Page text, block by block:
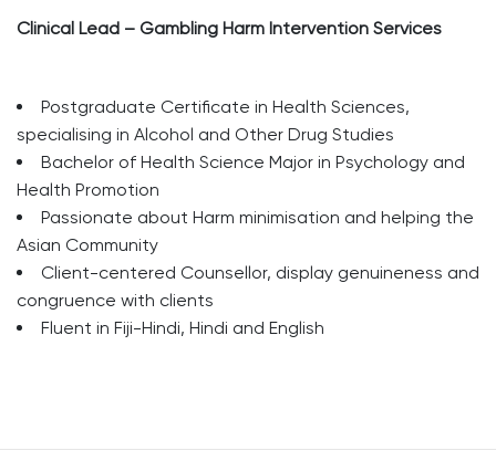
Clinical Lead – Gambling Harm Intervention Services
Postgraduate Certificate in Health Sciences,
specialising in Alcohol and Other Drug Studies
Bachelor of Health Science Major in Psychology and
Health Promotion
Passionate about Harm minimisation and helping the
Asian Community
Client-centered Counsellor, display genuineness and
congruence with clients
Fluent in Fiji-Hindi, Hindi and English